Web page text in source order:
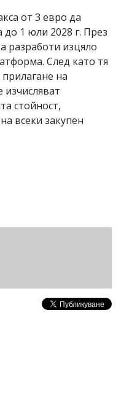
от 3 евро да
1 юли 2028 г. През
разработи изцяло
След като тя
на
стойност,
всеки закупен